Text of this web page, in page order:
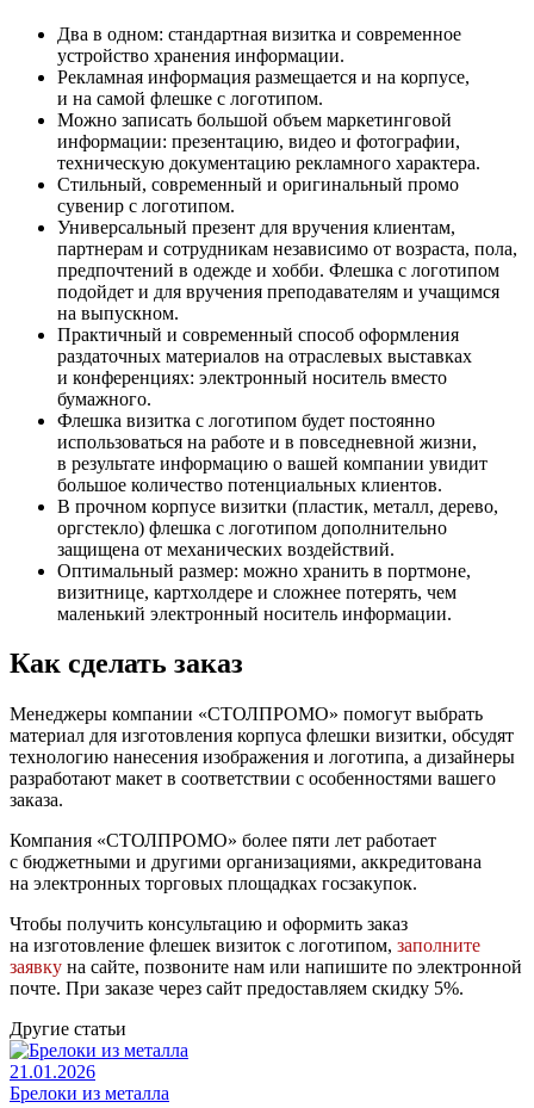
Два в одном: стандартная визитка и современное
устройство хранения информации.
Рекламная информация размещается и на корпусе,
и на самой флешке с логотипом.
Можно записать большой объем маркетинговой
информации: презентацию, видео и фотографии,
техническую документацию рекламного характера.
Стильный, современный и оригинальный промо
сувенир с логотипом.
Универсальный презент для вручения клиентам,
партнерам и сотрудникам независимо от возраста, пола,
предпочтений в одежде и хобби. Флешка с логотипом
подойдет и для вручения преподавателям и учащимся
на выпускном.
Практичный и современный способ оформления
раздаточных материалов на отраслевых выставках
и конференциях: электронный носитель вместо
бумажного.
Флешка визитка с логотипом будет постоянно
использоваться на работе и в повседневной жизни,
в результате информацию о вашей компании увидит
большое количество потенциальных клиентов.
В прочном корпусе визитки (пластик, металл, дерево,
оргстекло) флешка с логотипом дополнительно
защищена от механических воздействий.
Оптимальный размер: можно хранить в портмоне,
визитнице, картхолдере и сложнее потерять, чем
маленький электронный носитель информации.
Как сделать заказ
Менеджеры компании «СТОЛПРОМО» помогут выбрать
материал для изготовления корпуса флешки визитки, обсудят
технологию нанесения изображения и логотипа, а дизайнеры
разработают макет в соответствии с особенностями вашего
заказа.
Компания «СТОЛПРОМО» более пяти лет работает
с бюджетными и другими организациями, аккредитована
на электронных торговых площадках госзакупок.
Чтобы получить консультацию и оформить заказ
на изготовление флешек визиток с логотипом, заполните
заявку на сайте, позвоните нам или напишите по электронной
почте. При заказе через сайт предоставляем скидку 5%.
Другие статьи
21.01.2026
Брелоки из металла